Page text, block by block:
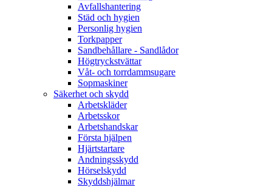
Avfallshantering
Städ och hygien
Personlig hygien
Torkpapper
Sandbehållare - Sandlådor
Högtryckstvättar
Våt- och torrdammsugare
Sopmaskiner
Säkerhet och skydd
Arbetskläder
Arbetsskor
Arbetshandskar
Första hjälpen
Hjärtstartare
Andningsskydd
Hörselskydd
Skyddshjälmar